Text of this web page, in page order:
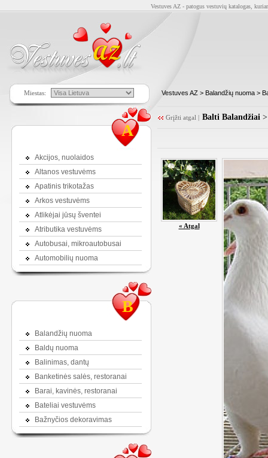
Vestuves AZ - patogus vestuvių katalogas,
Miestas: Vestuves AZ > Balandžių nuoma >
A
Akcijos, nuolaidos
Altanos vestuvėms
Apatinis trikotažas
Arkos vestuvėms
Atlikėjai jūsų šventei
Atributika vestuvėms
Autobusai, mikroautobusai
Automobilių nuoma
B
Balandžių nuoma
Baldų nuoma
Balinimas, dantų
Banketinės salės, restoranai
Barai, kavinės, restoranai
Bateliai vestuvėms
Bažnyčios dekoravimas
Grįžti atgal | Balti Balandžiai
« Atgal